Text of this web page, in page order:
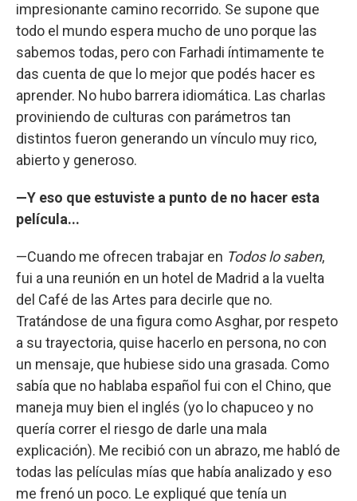
impresionante camino recorrido. Se supone que
todo el mundo espera mucho de uno porque las
sabemos todas, pero con Farhadi íntimamente te
das cuenta de que lo mejor que podés hacer es
aprender. No hubo barrera idiomática. Las charlas
proviniendo de culturas con parámetros tan
distintos fueron generando un vínculo muy rico,
abierto y generoso.
—Y eso que estuviste a punto de no hacer esta
película...
—Cuando me ofrecen trabajar en Todos lo saben,
fui a una reunión en un hotel de Madrid a la vuelta
del Café de las Artes para decirle que no.
Tratándose de una figura como Asghar, por respeto
a su trayectoria, quise hacerlo en persona, no con
un mensaje, que hubiese sido una grasada. Como
sabía que no hablaba español fui con el Chino, que
maneja muy bien el inglés (yo lo chapuceo y no
quería correr el riesgo de darle una mala
explicación). Me recibió con un abrazo, me habló de
todas las películas mías que había analizado y eso
me frenó un poco. Le expliqué que tenía un